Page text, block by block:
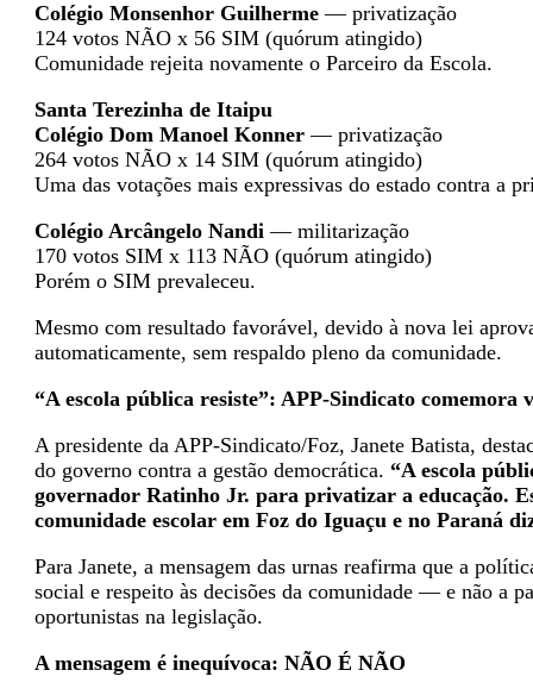
Colégio Monsenhor Guilherme— privatização
124 votos NÃO x 56 SIM (quórum atingido)
Comunidade rejeita novamente o Parceiro da Escola.
Santa Terezinha de Itaipu
Colégio Dom Manoel Konner — privatização
264 votos NÃO x 14 SIM (quórum atingido)
Uma das votações mais expressivas do estado contra a
Colégio Arcângelo Nandi — militarização
170 votos SIM x 113 NÃO (quórum atingido)
Porém o SIM prevaleceu.
Mesmo com resultado favorável, devido à nova lei
automaticamente, sem respaldo pleno da comunidade.
“A escola pública resiste”: APP-Sindicato comemora
A presidente da APP-Sindicato/Foz, Janete Batista,
do governo contra a gestão democrática. “A escola
governador Ratinho Jr. para privatizar a educação.
comunidade escolar em Foz do Iguaçu e no Paraná
Para Janete, a mensagem das urnas reafirma que a
social e respeito às decisões da comunidade — e não a
oportunistas na legislação.
A mensagem é inequívoca: NÃO É NÃO